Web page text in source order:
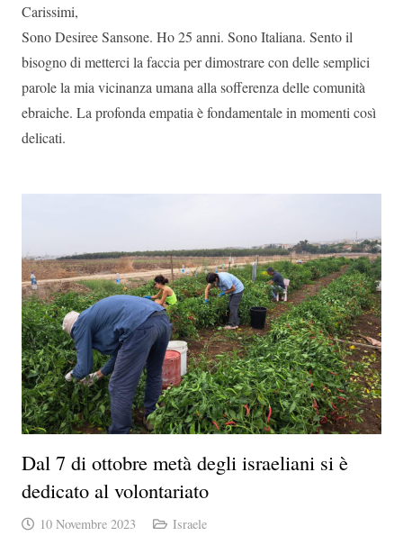
Carissimi,
Sono Desiree Sansone. Ho 25 anni. Sono Italiana. Sento il
bisogno di metterci la faccia per dimostrare con delle semplici
parole la mia vicinanza umana alla sofferenza delle comunità
ebraiche. La profonda empatia è fondamentale in momenti così
delicati.
Dal 7 di ottobre metà degli israeliani si è
dedicato al volontariato
10 Novembre 2023 Israele